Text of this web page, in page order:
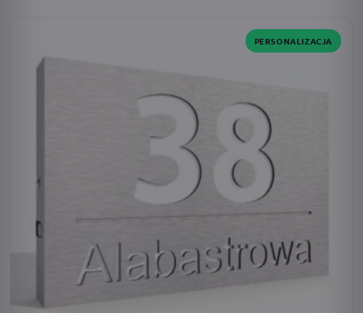
PERSONALIZACJA